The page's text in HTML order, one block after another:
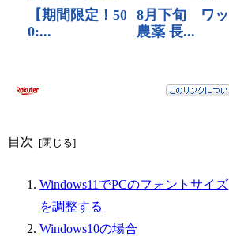
目次
Windows11でPCのフォントサイズ
を調整する
Windows10の場合